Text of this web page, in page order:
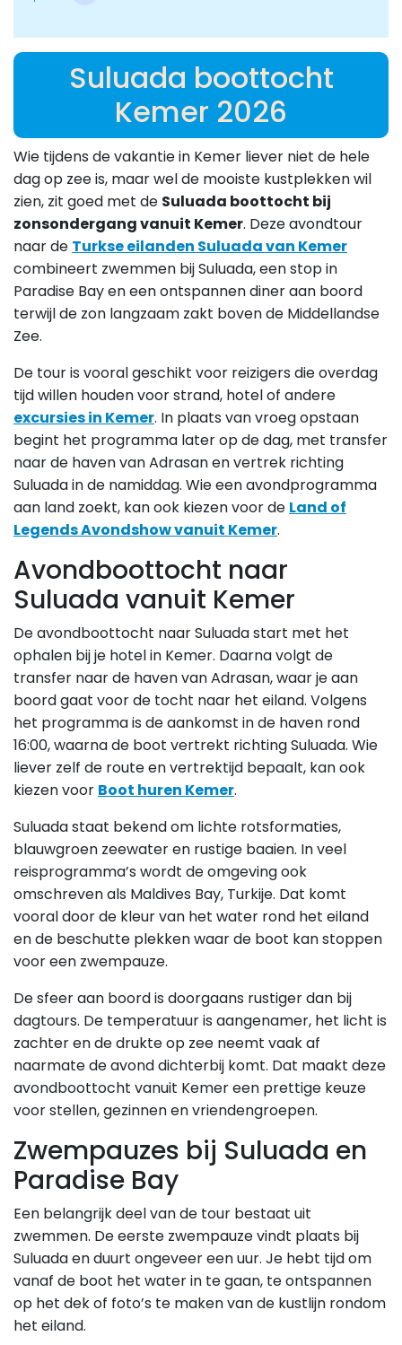
Suluada boottocht
Kemer 2026
Wie tijdens de vakantie in Kemer liever niet de hele
dag op zee is, maar wel de mooiste kustplekken wil
zien, zit goed met de Suluada boottocht bij
zonsondergang vanuit Kemer. Deze avondtour
naar de Turkse eilanden Suluada van Kemer
combineert zwemmen bij Suluada, een stop in
Paradise Bay en een ontspannen diner aan boord
terwijl de zon langzaam zakt boven de Middellandse
Zee.
De tour is vooral geschikt voor reizigers die overdag
tijd willen houden voor strand, hotel of andere
excursies in Kemer. In plaats van vroeg opstaan
begint het programma later op de dag, met transfer
naar de haven van Adrasan en vertrek richting
Suluada in de namiddag. Wie een avondprogramma
aan land zoekt, kan ook kiezen voor de Land of
Legends Avondshow vanuit Kemer.
Avondboottocht naar
Suluada vanuit Kemer
De avondboottocht naar Suluada start met het
ophalen bij je hotel in Kemer. Daarna volgt de
transfer naar de haven van Adrasan, waar je aan
boord gaat voor de tocht naar het eiland. Volgens
het programma is de aankomst in de haven rond
16:00, waarna de boot vertrekt richting Suluada. Wie
liever zelf de route en vertrektijd bepaalt, kan ook
kiezen voor Boot huren Kemer.
Suluada staat bekend om lichte rotsformaties,
blauwgroen zeewater en rustige baaien. In veel
reisprogramma’s wordt de omgeving ook
omschreven als Maldives Bay, Turkije. Dat komt
vooral door de kleur van het water rond het eiland
en de beschutte plekken waar de boot kan stoppen
voor een zwempauze.
De sfeer aan boord is doorgaans rustiger dan bij
dagtours. De temperatuur is aangenamer, het licht is
zachter en de drukte op zee neemt vaak af
naarmate de avond dichterbij komt. Dat maakt deze
avondboottocht vanuit Kemer een prettige keuze
voor stellen, gezinnen en vriendengroepen.
Zwempauzes bij Suluada en
Paradise Bay
Een belangrijk deel van de tour bestaat uit
zwemmen. De eerste zwempauze vindt plaats bij
Suluada en duurt ongeveer een uur. Je hebt tijd om
vanaf de boot het water in te gaan, te ontspannen
op het dek of foto’s te maken van de kustlijn rondom
het eiland.